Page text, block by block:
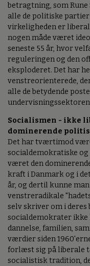
betragtning, som Rune
alle de politiske
virkeligheden er
nogen måde været
seneste 55 år, hvor
reguleringen og den
eksploderet. Det har
venstreorienterede,
alle de betydende
Socialismen - ikke
dominerende
Det har tværtimod
socialdemokratiske
været den
kraft i Danmark og i
år, og dertil kunne
venstreradikale
selv skriver om i deres
socialdemokrater
dannelse, familien,
værdier siden
forlæst sig på liberale
socialistisk tradition,